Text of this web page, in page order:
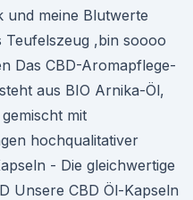
und meine Blutwerte
Teufelszeug ,bin soooo
Das CBD-Aromapflege-
aus BIO Arnika-Öl,
mit
hochqualitativer
- Die gleichwertige
Unsere CBD Öl-Kapseln